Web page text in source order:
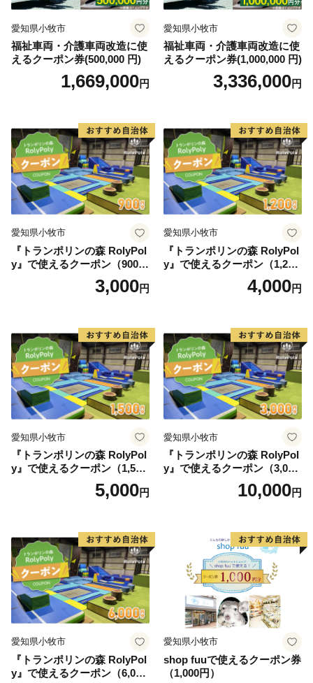
愛知県小牧市
福祉車両・介護車両改造に使
えるクーポン券(500,000 円)
1,669,000円
愛知県小牧市
福祉車両・介護車両改造に使
えるクーポン券(1,000,000 円)
3,336,000円
愛知県小牧市
『トランポリンの森 RolyPol
y』で使えるクーポン（900
3,000円
愛知県小牧市
『トランポリンの森 RolyPol
y』で使えるクーポン（1,200
4,000円
愛知県小牧市
『トランポリンの森 RolyPol
y』で使えるクーポン（1,500
5,000円
愛知県小牧市
『トランポリンの森 RolyPol
y』で使えるクーポン（3,000
10,000円
愛知県小牧市
『トランポリンの森 RolyPol
y』で使えるクーポン（6,000
愛知県小牧市
shop fuuで使えるクーポン券
（1,000円）